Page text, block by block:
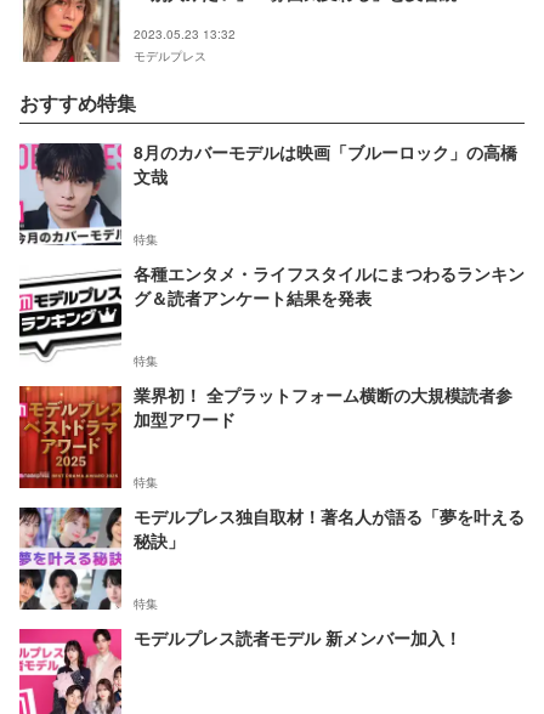
2023.05.23 13:32
モデルプレス
おすすめ特集
8月のカバーモデルは映画「ブルーロック」の高橋
文哉
特集
各種エンタメ・ライフスタイルにまつわるランキン
グ＆読者アンケート結果を発表
特集
業界初！ 全プラットフォーム横断の大規模読者参
加型アワード
特集
モデルプレス独自取材！著名人が語る「夢を叶える
秘訣」
特集
モデルプレス読者モデル 新メンバー加入！